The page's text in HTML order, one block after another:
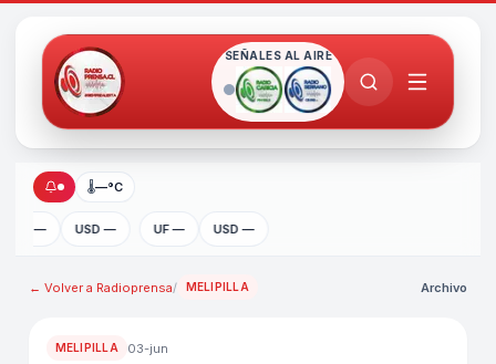
SEÑALES AL AIRE
🌡—°C
UF — USD — UF — USD —
← Volver a Radioprensa/ MELIPILLA Archivo
MELIPILLA 03-jun